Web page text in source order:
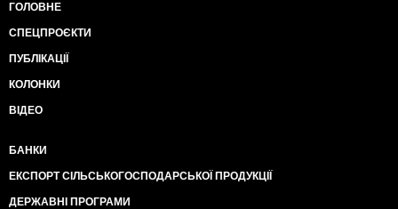
ГОЛОВНЕ
СПЕЦПРОЄКТИ
ПУБЛІКАЦІЇ
КОЛОНКИ
ВІДЕО
БАНКИ
ЕКСПОРТ СІЛЬСЬКОГОСПОДАРСЬКОЇ ПРОДУКЦІЇ
ДЕРЖАВНІ ПРОГРАМИ